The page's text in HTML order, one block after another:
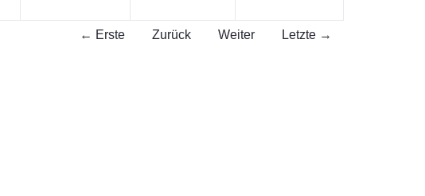
← Erste Zurück Weiter Letzte →